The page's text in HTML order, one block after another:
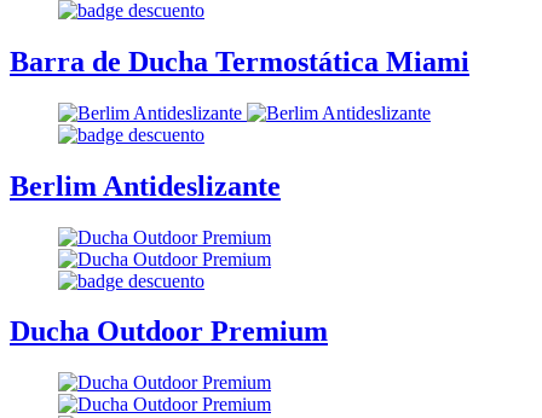
Barra de Ducha Termostática Miami
Berlim Antideslizante
Ducha Outdoor Premium